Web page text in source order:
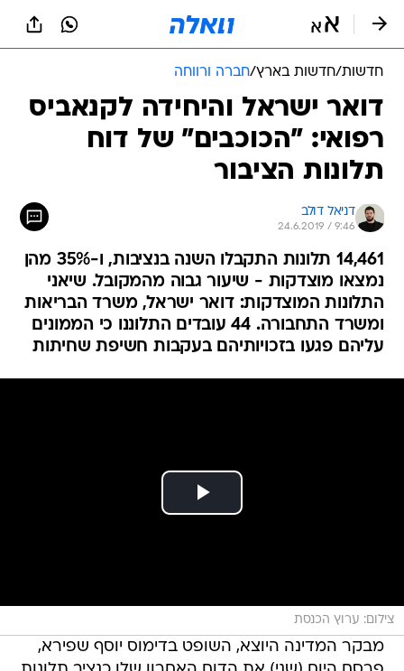
חדשות/חדשות בארץ/חברה ורווחה
דואר ישראל והיחידה לקנאביס
רפואי: "הכוכבים" של דוח
תלונות הציבור
דניאל דולב
24.6.2019 / 9:46
14,461 תלונות התקבלו השנה בנציבות, ו-35% מהן
נמצאו מוצדקות - שיעור גבוה מהמקובל. שיאני
התלונות המוצדקות: דואר ישראל, משרד הבריאות
ומשרד התחבורה. 44 עובדים התלוננו כי הממונים
עליהם פגעו בזכויותיהם בעקבות חשיפת שחיתות
צילום: ערוץ הכנסת
מבקר המדינה היוצא, השופט בדימוס יוסף שפירא,